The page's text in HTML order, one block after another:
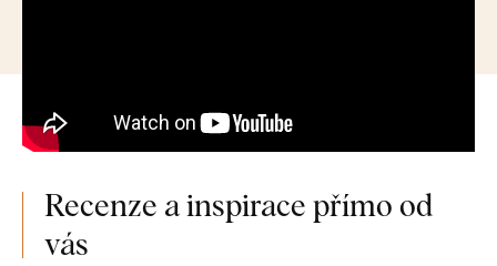
Recenze a inspirace přímo od
vás